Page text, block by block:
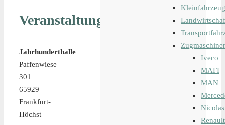
Veranstaltungsort
Jahrhunderthalle
Paffenwiese
301
65929
Frankfurt-
Höchst
Iveco
MAFI
MAN
Nicolas
Renault